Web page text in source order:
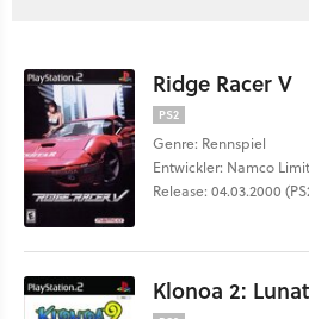
Ridge Racer V
PS2
Genre: Rennspiel
Entwickler: Namco
Release: 04.03.2000
Klonoa 2: